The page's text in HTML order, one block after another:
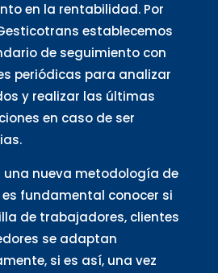
en la rentabilidad. Por
establecemos
de seguimiento con
periódicas para analizar
y realizar las últimas
en caso de ser
una nueva metodología de
fundamental conocer si
de trabajadores, clientes
se adaptan
si es así, una vez